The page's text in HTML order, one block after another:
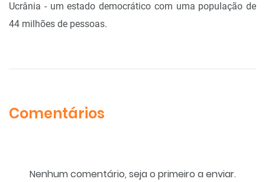
Ucrânia - um estado democrático com uma população de
44 milhões de pessoas.
Comentários
Nenhum comentário, seja o primeiro a enviar.